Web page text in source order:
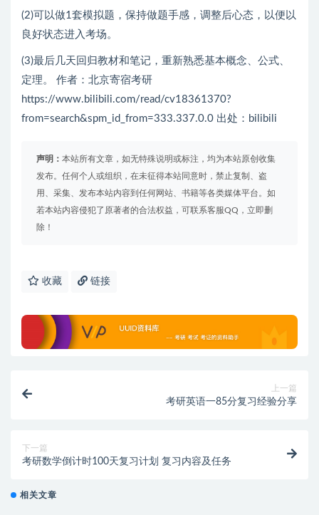
(2)可以做1套模拟题，保持做题手感，调整后心态，以便以
良好状态进入考场。
(3)最后几天回归教材和笔记，重新熟悉基本概念、公式、
定理。 作者：北京寄宿考研
https://www.bilibili.com/read/cv18361370?
from=search&spm_id_from=333.337.0.0 出处：bilibili
声明： 本站所有文章，如无特殊说明或标注，均为本站原创收集
发布。任何个人或组织，在未征得本站同意时，禁止复制、盗
用、采集、发布本站内容到任何网站、书籍等各类媒体平台。如
若本站内容侵犯了原著者的合法权益，可联系客服QQ，立即删
除！
收藏 链接
上一篇
考研英语一85分复习经验分享
下一篇
考研数学倒计时100天复习计划 复习内容及任务
相关文章